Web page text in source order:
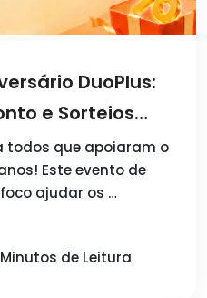
DuoPlus:
e Sorteios
todos que apoiaram o
Este evento de
ajudar os …
de Leitura